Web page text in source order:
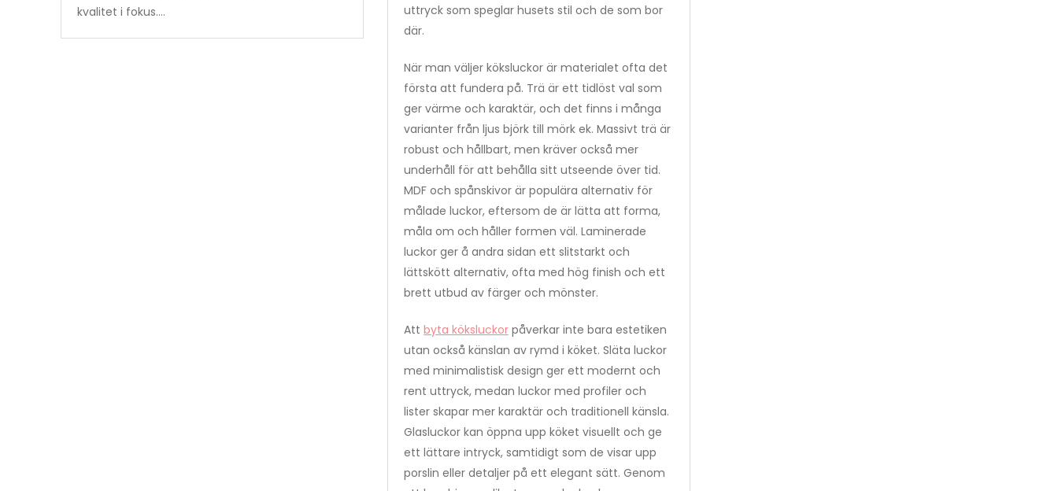
kvalitet i fokus.…
uttryck som speglar husets stil och de som bor
där.
När man väljer köksluckor är materialet ofta det
första att fundera på. Trä är ett tidlöst val som
ger värme och karaktär, och det finns i många
varianter från ljus björk till mörk ek. Massivt trä är
robust och hållbart, men kräver också mer
underhåll för att behålla sitt utseende över tid.
MDF och spånskivor är populära alternativ för
målade luckor, eftersom de är lätta att forma,
måla om och håller formen väl. Laminerade
luckor ger å andra sidan ett slitstarkt och
lättskött alternativ, ofta med hög finish och ett
brett utbud av färger och mönster.
Att byta köksluckor påverkar inte bara estetiken
utan också känslan av rymd i köket. Släta luckor
med minimalistisk design ger ett modernt och
rent uttryck, medan luckor med profiler och
lister skapar mer karaktär och traditionell känsla.
Glasluckor kan öppna upp köket visuellt och ge
ett lättare intryck, samtidigt som de visar upp
porslin eller detaljer på ett elegant sätt. Genom